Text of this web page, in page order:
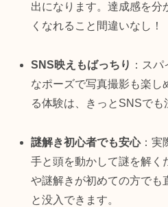
出になります。達成感を分
くなれること間違いなし！
SNS映えもばっちり ：ス
なポーズで写真撮影も楽し
る体験は、きっとSNSでも
謎解き初心者でも安心：実
手と頭を動かして謎を解く
や謎解きが初めての方でも
と没入できます。